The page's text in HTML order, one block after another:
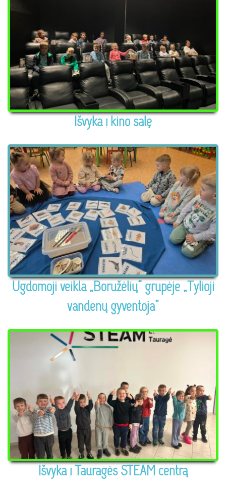
Išvyka į kino salę
Ugdomoji veikla „Boružėlių“ grupėje „Tylioji
vandenų gyventoja“
Išvyka į Tauragės STEAM centrą